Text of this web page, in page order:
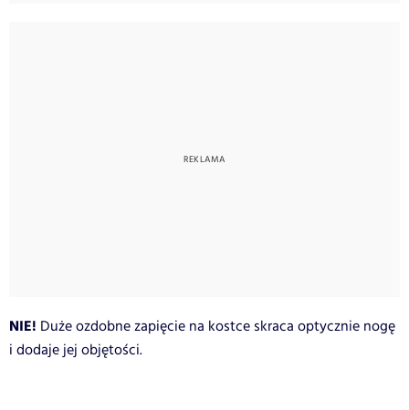
NIE! Duże ozdobne zapięcie na kostce skraca optycznie nogę
i dodaje jej objętości.